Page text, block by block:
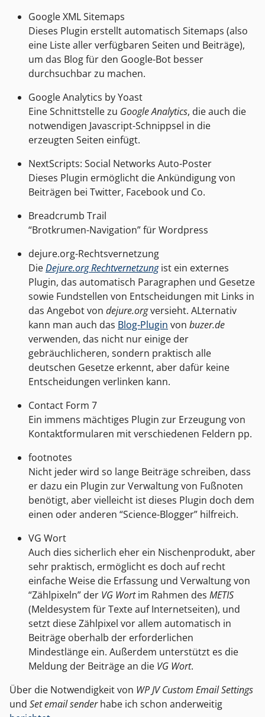
Google XML Sitemaps
Dieses Plugin erstellt automatisch Sitemaps (also
eine Liste aller verfügbaren Seiten und Beiträge),
um das Blog für den Google-Bot besser
durchsuchbar zu machen.
Google Analytics by Yoast
Eine Schnittstelle zu Google Analytics, die auch die
notwendigen Javascript-Schnippsel in die
erzeugten Seiten einfügt.
NextScripts: Social Networks Auto-Poster
Dieses Plugin ermöglicht die Ankündigung von
Beiträgen bei Twitter, Facebook und Co.
Breadcrumb Trail
“Brotkrumen-Navigation” für Wordpress
dejure.org-Rechtsvernetzung
DieDejure.org Rechtvernetzungist ein externes
Plugin, das automatisch Paragraphen und Gesetze
sowie Fundstellen von Entscheidungen mit Links in
das Angebot von dejure.orgversieht. ALternativ
kann man auch das Blog-Plugin von buzer.de
verwenden, das nicht nur einige der
gebräuchlicheren, sondern praktisch alle
deutschen Gesetze erkennt, aber dafür keine
Entscheidungen verlinken kann.
Contact Form 7
Ein immens mächtiges Plugin zur Erzeugung von
Kontaktformularen mit verschiedenen Feldern pp.
footnotes
Nicht jeder wird so lange Beiträge schreiben, dass
er dazu ein Plugin zur Verwaltung von Fußnoten
benötigt, aber vielleicht ist dieses Plugin doch dem
einen oder anderen “Science-Blogger” hilfreich.
VG Wort
Auch dies sicherlich eher ein Nischenprodukt, aber
sehr praktisch, ermöglicht es doch auf recht
einfache Weise die Erfassung und Verwaltung von
“Zählpixeln” der VG Wortim Rahmen des METIS
(Meldesystem für Texte auf Internetseiten), und
setzt diese Zählpixel vor allem automatisch in
Beiträge oberhalb der erforderlichen
Mindestlänge ein. Außerdem unterstützt es die
Meldung der Beiträge an die VG Wort.
Über die Notwendigkeit von WP JV Custom Email Settings
und Set email senderhabe ich schon anderweitig